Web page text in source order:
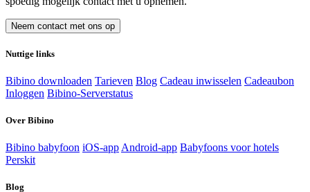
Neem contact met ons op
Nuttige links
Bibino downloaden Tarieven Blog Cadeau inwisselen Cadeaubon
Inloggen Bibino-Serverstatus
Over Bibino
Bibino babyfoon iOS-app Android-app Babyfoons voor hotels
Perskit
Blog